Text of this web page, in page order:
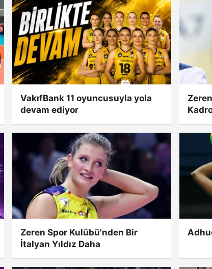
VakıfBank 11 oyuncusuyla yola
devam ediyor
Zeren Spor Kulübü'nden Bir
İtalyan Yıldız Daha